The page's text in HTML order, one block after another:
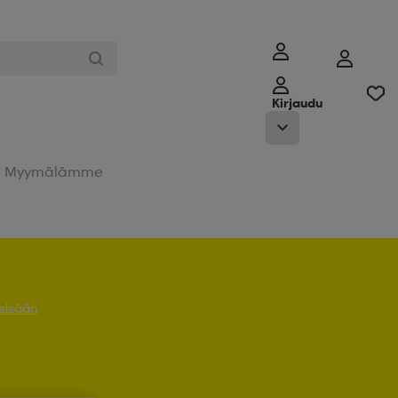
Kirjaudu
Myymälämme